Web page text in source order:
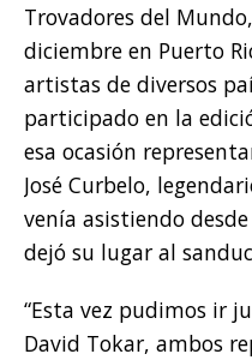
Trovadores del
diciembre en Puerto
artistas de diversos
participado en la
esa ocasión
José Curbelo,
venía asistiendo
dejó su lugar al
“Esta vez pudimos ir
David Tokar, ambos